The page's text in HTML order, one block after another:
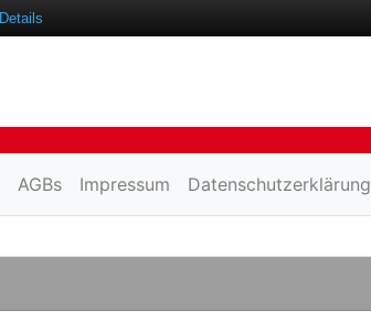
AGBs Impressum Datenschutzerklärung
Details